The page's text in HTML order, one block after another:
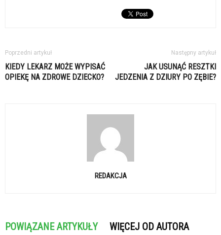
Poprzedni artykuł
KIEDY LEKARZ MOŻE WYPISAĆ
OPIEKĘ NA ZDROWE DZIECKO?
Następny artykuł
JAK USUNĄĆ RESZTKI
JEDZENIA Z DZIURY PO ZĘBIE?
REDAKCJA
POWIĄZANE ARTYKUŁY WIĘCEJ OD AUTORA